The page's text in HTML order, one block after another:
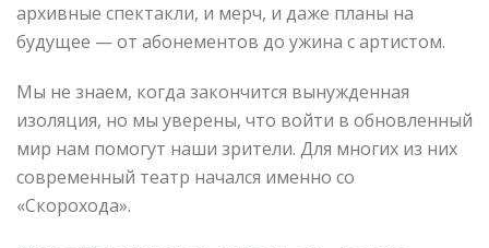
архивные спектакли, и мерч, и даже планы на
будущее — от абонементов до ужина с артистом.
Мы не знаем, когда закончится вынужденная
изоляция, но мы уверены, что войти в обновленный
мир нам помогут наши зрители. Для многих из них
современный театр начался именно со
«Скорохода».